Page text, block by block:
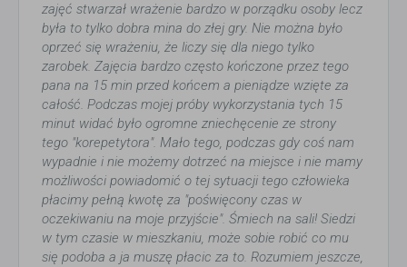
zajęć stwarzał wrażenie bardzo w porządku osoby lecz
była to tylko dobra mina do złej gry. Nie można było
oprzeć się wrażeniu, że liczy się dla niego tylko
zarobek. Zajęcia bardzo często kończone przez tego
pana na 15 min przed końcem a pieniądze wzięte za
całość. Podczas mojej próby wykorzystania tych 15
minut widać było ogromne zniechęcenie ze strony
tego "korepetytora". Mało tego, podczas gdy coś nam
wypadnie i nie możemy dotrzeć na miejsce i nie mamy
możliwości powiadomić o tej sytuacji tego człowieka
płacimy pełną kwotę za "poświęcony czas w
oczekiwaniu na moje przyjście". Śmiech na sali! Siedzi
w tym czasie w mieszkaniu, może sobie robić co mu
się podoba a ja muszę płacic za to. Rozumiem jeszcze,